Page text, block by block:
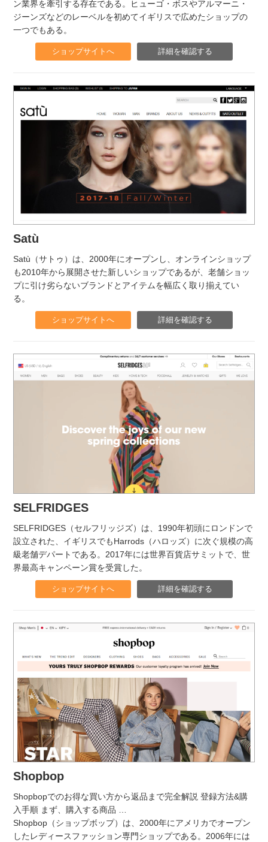
ン業界を牽引する存在である。ヒューゴ・ボスやアルマーニ・
ジーンズなどのレーベルを初めてイギリスで広めたショップの
一つでもある。
ショップサイトへ 詳細を確認する
Satù
Satù（サトゥ）は、2000年にオープンし、オンラインショップ
も2010年から展開させた新しいショップであるが、老舗ショッ
プに引け劣らないブランドとアイテムを幅広く取り揃えてい
る。
ショップサイトへ 詳細を確認する
SELFRIDGES
SELFRIDGES（セルフリッジズ）は、1990年初頭にロンドンで
設立された、イギリスでもHarrods（ハロッズ）に次ぐ規模の高
級老舗デパートである。2017年には世界百貨店サミットで、世
界最高キャンペーン賞を受賞した。
ショップサイトへ 詳細を確認する
Shopbop
Shopbopでのお得な買い方から返品まで完全解説 登録方法&購
入手順 まず、購入する商品 …
Shopbop（ショップボップ）は、2000年にアメリカでオープン
したレディースファッション専門ショップである。2006年には